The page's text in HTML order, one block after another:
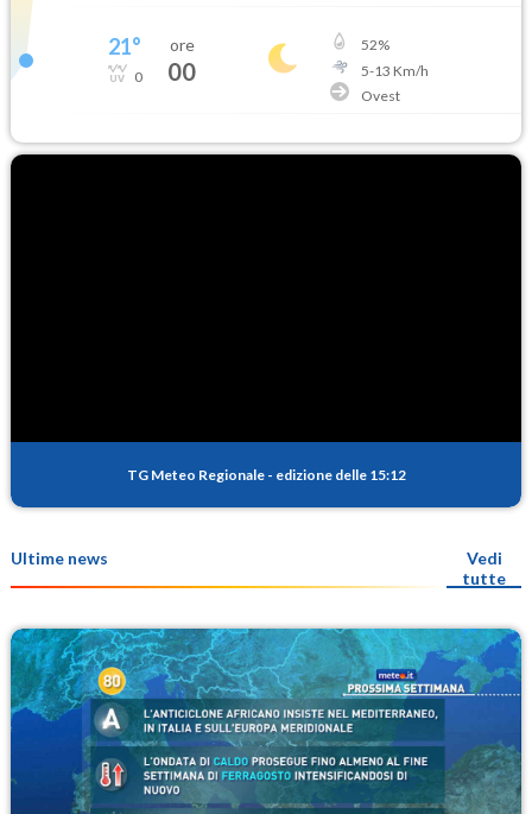
21°
0
ore
00
52%
5-13 Km/h
Ovest
TG Meteo Regionale - edizione delle 15:12
Ultime news
Vedi
tutte